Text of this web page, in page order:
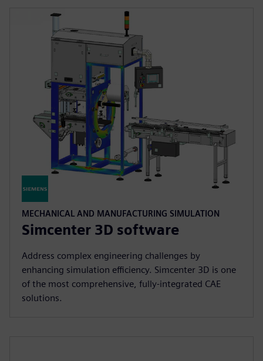
MECHANICAL AND MANUFACTURING SIMULATION
Simcenter 3D software
Address complex engineering challenges by
enhancing simulation efficiency. Simcenter 3D is one
of the most comprehensive, fully-integrated CAE
solutions.